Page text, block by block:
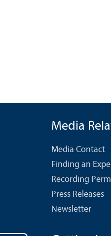
Media
Media Contact
Finding an
Recording
Press Releases
Newsletter